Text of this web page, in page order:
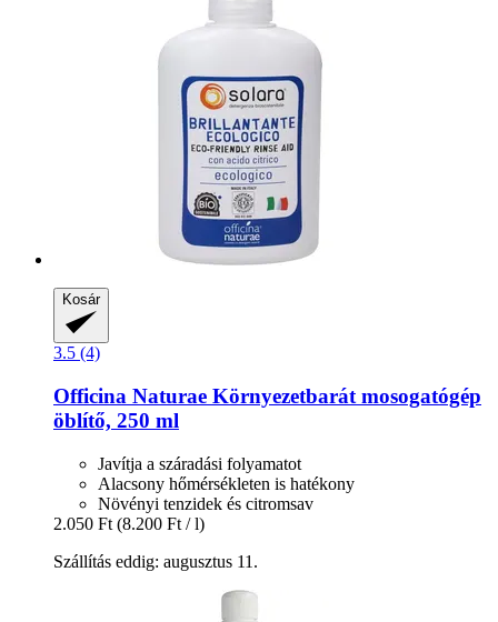
Kosár
3.5 (4)
Officina Naturae Környezetbarát mosogatógép
öblítő, 250 ml
Javítja a száradási folyamatot
Alacsony hőmérsékleten is hatékony
Növényi tenzidek és citromsav
2.050 Ft (8.200 Ft / l)
Szállítás eddig: augusztus 11.